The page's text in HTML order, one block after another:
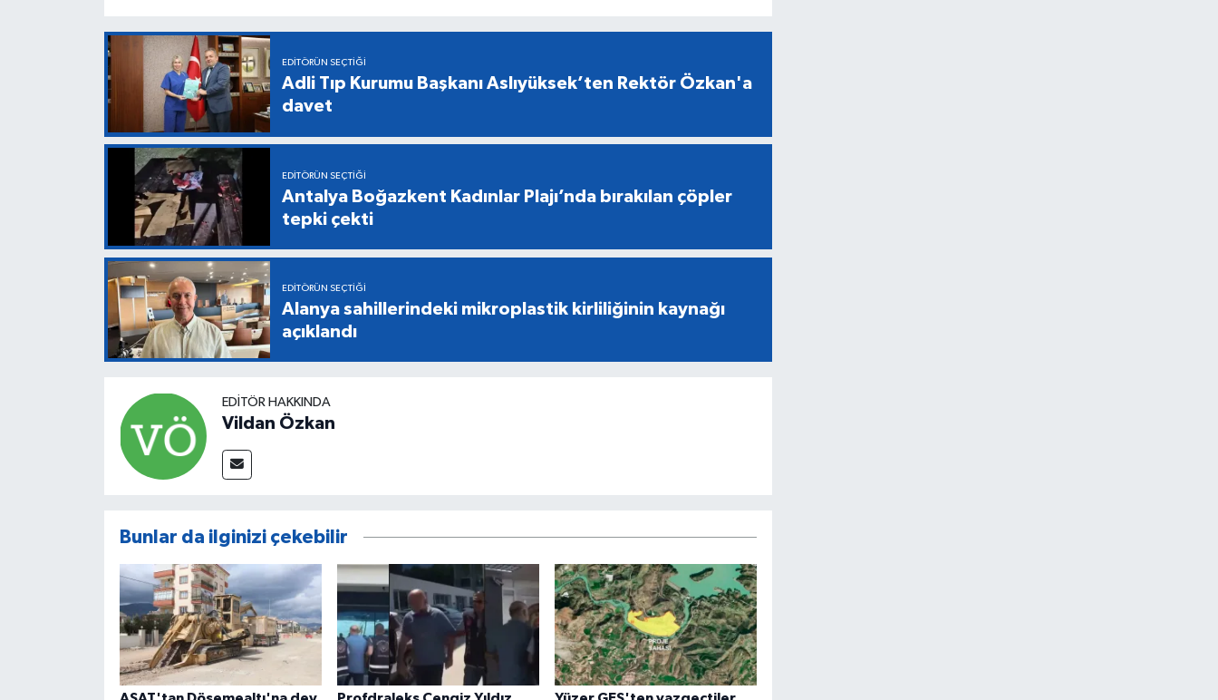
EDITÖRÜN SEÇTIĞI
Adli Tıp Kurumu Başkanı Aslıyüksek’ten Rektör Özkan'a
davet
EDITÖRÜN SEÇTIĞI
Antalya Boğazkent Kadınlar Plajı’nda bırakılan çöpler
tepki çekti
EDITÖRÜN SEÇTIĞI
Alanya sahillerindeki mikroplastik kirliliğinin kaynağı
açıklandı
EDITÖR HAKKINDA
Vildan Özkan
Bunlar da ilginizi çekebilir